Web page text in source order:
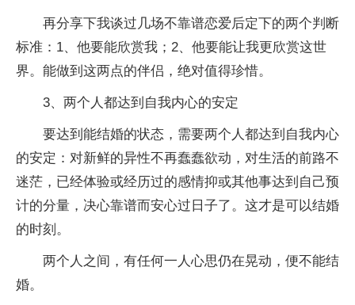
再分享下我谈过几场不靠谱恋爱后定下的两个判断
标准：1、他要能欣赏我；2、他要能让我更欣赏这世
界。能做到这两点的伴侣，绝对值得珍惜。
3、两个人都达到自我内心的安定
要达到能结婚的状态，需要两个人都达到自我内心
的安定：对新鲜的异性不再蠢蠢欲动，对生活的前路不
迷茫，已经体验或经历过的感情抑或其他事达到自己预
计的分量，决心靠谱而安心过日子了。这才是可以结婚
的时刻。
两个人之间，有任何一人心思仍在晃动，便不能结
婚。